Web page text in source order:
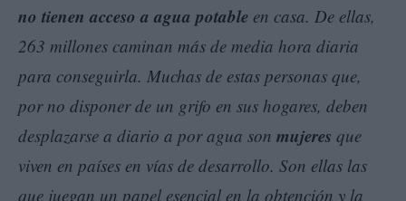
no tienen acceso a agua potable en casa. De ellas,
263 millones caminan más de media hora diaria
para conseguirla. Muchas de estas personas que,
por no disponer de un grifo en sus hogares, deben
desplazarse a diario a por agua son mujeres que
viven en países en vías de desarrollo. Son ellas las
que juegan un papel esencial en la obtención y la